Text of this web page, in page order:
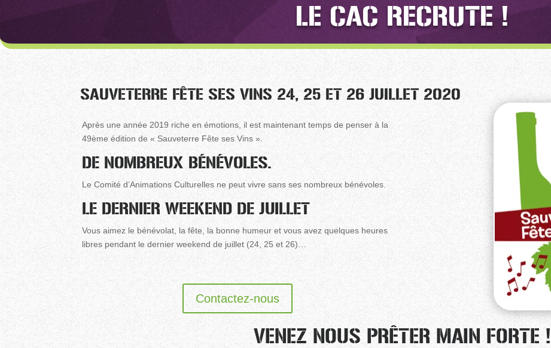
LE CAC RECRUTE !
SAUVETERRE FÊTE SES VINS 24, 25 ET 26 JUILLET 2020
Après une année 2019 riche en émotions, il est maintenant temps de penser à la
49ème édition de « Sauveterre Fête ses Vins ».
DE NOMBREUX BÉNÉVOLES.
Le Comité d’Animations Culturelles ne peut vivre sans ses nombreux bénévoles.
LE DERNIER WEEKEND DE JUILLET
Vous aimez le bénévolat, la fête, la bonne humeur et vous avez quelques heures
libres pendant le dernier weekend de juillet (24, 25 et 26)…
Contactez-nous
VENEZ NOUS PRÊTER MAIN FORTE !